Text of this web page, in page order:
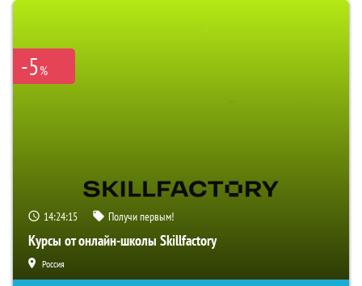
-5%
14:24:15 Получи первым!
Курсы от онлайн-школы Skillfactory
Россия